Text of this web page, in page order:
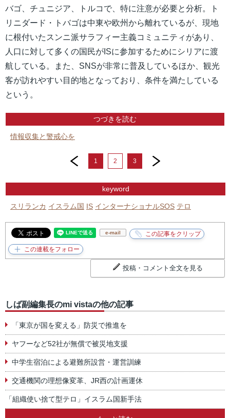
バゴ、チュニジア、トルコで、特に注意が必要と分析。ト
リニダード・トバゴは中東や欧州から離れているが、現地
に根付いたスンニ派サラフィー主義コミュニティがあり、
人口に対して多くの国民がISに参加するためにシリアに渡
航している。また、SNSが非常に普及しているほか、観光
客が訪れやすい目的地となっており、条件を満たしている
という。
つづきを読む
情報収集と警戒心を
prev
1 2 3
next
keyword
スリランカ イスラム国 IS インターナショナルSOS テロ
e-mail
投稿・コメント全文を見る
しば副編集長のmi vistaの他の記事
「東京が国を変える」防災で推進を
ヤフーなど52社が無償で被災地支援
中学生宿泊による避難所設営・運営訓練
交通機関の理想像変革、JR西の計画運休
「組織使い捨て型テロ」イスラム国新手法